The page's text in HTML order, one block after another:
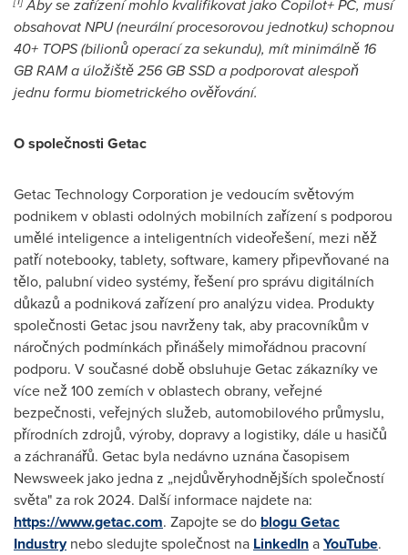
Aby se zařízení mohlo kvalifikovat jako Copilot+ PC, musí
obsahovat NPU (neurální procesorovou jednotku) schopnou
40+ TOPS (bilionů operací za sekundu), mít minimálně 16
GB RAM a úložiště 256 GB SSD a podporovat alespoň
jednu formu biometrického ověřování.
O společnosti Getac
Getac Technology Corporation je vedoucím světovým
podnikem v oblasti odolných mobilních zařízení s podporou
umělé inteligence a inteligentních videořešení, mezi něž
patří notebooky, tablety, software, kamery připevňované na
tělo, palubní video systémy, řešení pro správu digitálních
důkazů a podniková zařízení pro analýzu videa. Produkty
společnosti Getac jsou navrženy tak, aby pracovníkům v
náročných podmínkách přinášely mimořádnou pracovní
podporu. V současné době obsluhuje Getac zákazníky ve
více než 100 zemích v oblastech obrany, veřejné
bezpečnosti, veřejných služeb, automobilového průmyslu,
přírodních zdrojů, výroby, dopravy a logistiky, dále u hasičů
a záchranářů. Getac byla nedávno uznána časopisem
Newsweek jako jedna z „nejdůvěryhodnějších společností
světa" za rok 2024. Další informace najdete na:
https://www.getac.com. Zapojte se do blogu Getac
Industrynebo sledujte společnost na LinkedInaYouTube.